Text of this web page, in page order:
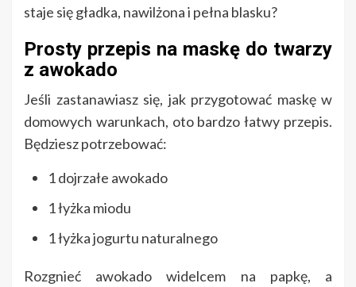
staje się gładka, nawilżona i pełna blasku?
Prosty przepis na maskę do twarzy
z awokado
Jeśli zastanawiasz się, jak przygotować maskę w
domowych warunkach, oto bardzo łatwy przepis.
Będziesz potrzebować:
1 dojrzałe awokado
1 łyżka miodu
1 łyżka jogurtu naturalnego
Rozgnieć awokado widelcem na papkę, a